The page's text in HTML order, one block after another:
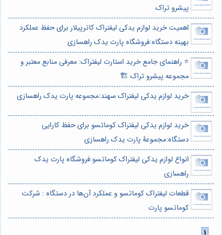
پیشرو تراک
اهمیت خرید لوازم یدکی لیفتراک کاترپیلار برای حفظ عملکرد
بهینه دستگاه:فروشگاه پارت یدک راهسازی
⭐️ راهنمای جامع خرید استارت لیفتراک: معرفی منابع معتبر و
مجموعه پیشرو تراک 🏗️
خرید لوازم یدکی لیفتراک سهند:مجموعه پارت یدک راهسازی
خرید لوازم یدکی لیفتراک کوماتسو برای حفظ کارایی
دستگاه:مجموعۀ پارت یدک راهسازی
انواع لوازم یدکی لیفتراک کوماتسو:فروشگاه پارت یدک
راهسازی
قطعات لیفتراک کوماتسو و عملکرد آن‌ها در دستگاه : شرکت
کوماتسو پارت